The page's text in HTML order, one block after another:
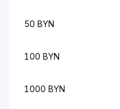
50 BYN
100 BYN
1000 BYN